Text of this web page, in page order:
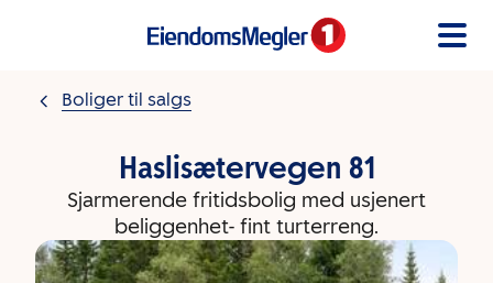
Boliger til salgs
Haslisætervegen 81
Sjarmerende fritidsbolig med usjenert
beliggenhet- fint turterreng.